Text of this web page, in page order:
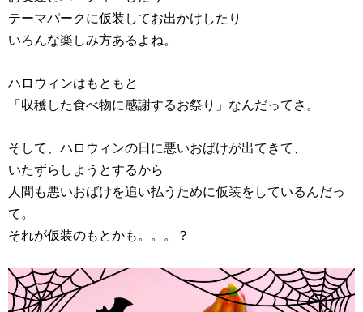
テーマパークに仮装してお出かけしたり
いろんな楽しみ方あるよね。
ハロウィンはもともと
「収穫した食べ物に感謝するお祭り」なんだってさ。
そして、ハロウィンの日に悪いおばけが出てきて、
いたずらしようとするから
人間も悪いおばけを追い払うために仮装をしているんだっ
て。
それが仮装のもとかも。。。？